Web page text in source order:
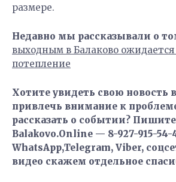
размере.
Недавно мы рассказывали о
выходным в Балаково ожидается
потепление
Хотите увидеть свою новость
привлечь внимание к
рассказать о событии?
Balakovo.Online — 8-927-915-
WhatsApp,Telegram, Viber,
видео скажем отдельное